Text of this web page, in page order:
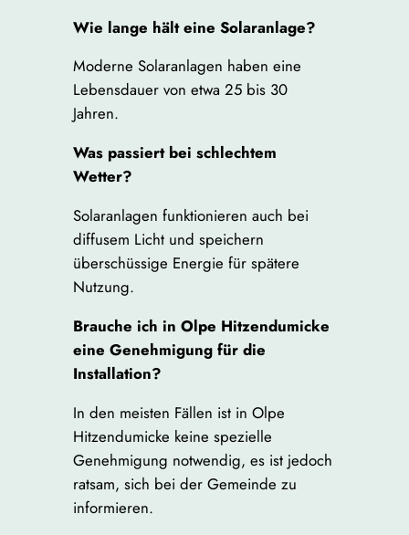
Wie lange hält eine Solaranlage?
Moderne Solaranlagen haben eine
Lebensdauer von etwa 25 bis 30
Jahren.
Was passiert bei schlechtem
Wetter?
Solaranlagen funktionieren auch bei
diffusem Licht und speichern
überschüssige Energie für spätere
Nutzung.
Brauche ich in Olpe Hitzendumicke
eine Genehmigung für die
Installation?
In den meisten Fällen ist in Olpe
Hitzendumicke keine spezielle
Genehmigung notwendig, es ist jedoch
ratsam, sich bei der Gemeinde zu
informieren.